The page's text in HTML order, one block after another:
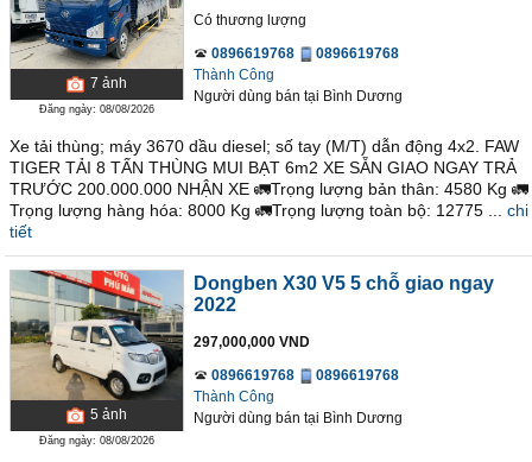
7 ảnh
Đăng ngày: 08/08/2026
Có thương lượng
0896619768
0896619768
Thành Công
Người dùng bán tại Bình Dương
Xe tải thùng; máy 3670 dầu diesel; số tay (M/T) dẫn động 4x2. FAW
TIGER TẢI 8 TẤN THÙNG MUI BẠT 6m2 XE SẴN GIAO NGAY TRẢ
TRƯỚC 200.000.000 NHẬN XE 🚛Trọng lượng bản thân: 4580 Kg 🚛
Trọng lượng hàng hóa: 8000 Kg 🚛Trọng lượng toàn bộ: 12775 ...
chi
tiết
5 ảnh
Đăng ngày: 08/08/2026
Dongben X30 V5 5 chỗ giao ngay
2022
297,000,000 VND
0896619768
0896619768
Thành Công
Người dùng bán tại Bình Dương